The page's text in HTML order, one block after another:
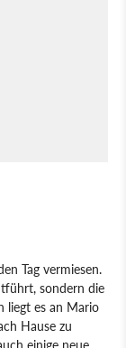
Tag vermiesen.
sondern die
liegt es an Mario
Hause zu
einige neue